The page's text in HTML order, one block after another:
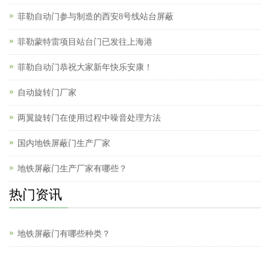
菲勒自动门参与制造的西安8号线站台屏蔽
菲勒蒙特雷项目站台门已发往上海港
菲勒自动门恭祝大家新年快乐安康！
自动旋转门厂家
两翼旋转门在使用过程中噪音处理方法
国内地铁屏蔽门生产厂家
地铁屏蔽门生产厂家有哪些？
热门资讯
地铁屏蔽门有哪些种类？